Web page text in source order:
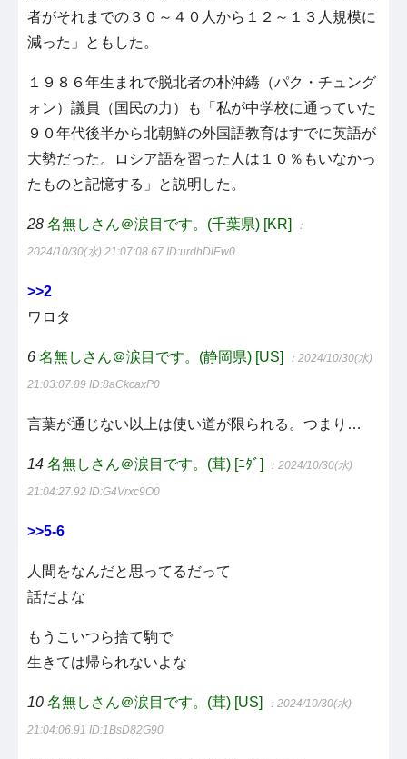
者がそれまでの３０～４０人から１２～１３人規模に
減った」ともした。
１９８６年生まれで脱北者の朴沖綣（パク・チュング
ォン）議員（国民の力）も「私が中学校に通っていた
９０年代後半から北朝鮮の外国語教育はすでに英語が
大勢だった。ロシア語を習った人は１０％もいなかっ
たものと記憶する」と説明した。
28 名無しさん＠涙目です。(千葉県) [KR] ：
2024/10/30(水) 21:07:08.67 ID:urdhDlEw0
>>2
ワロタ
6 名無しさん＠涙目です。(静岡県) [US] ：2024/10/30(水)
21:03:07.89 ID:8aCkcaxP0
言葉が通じない以上は使い道が限られる。つまり…
14 名無しさん＠涙目です。(茸) [ﾆﾀﾞ] ：2024/10/30(水)
21:04:27.92 ID:G4Vrxc9O0
>>5-6
人間をなんだと思ってるだって
話だよな
もうこいつら捨て駒で
生きては帰られないよな
10 名無しさん＠涙目です。(茸) [US] ：2024/10/30(水)
21:04:06.91 ID:1BsD82G90